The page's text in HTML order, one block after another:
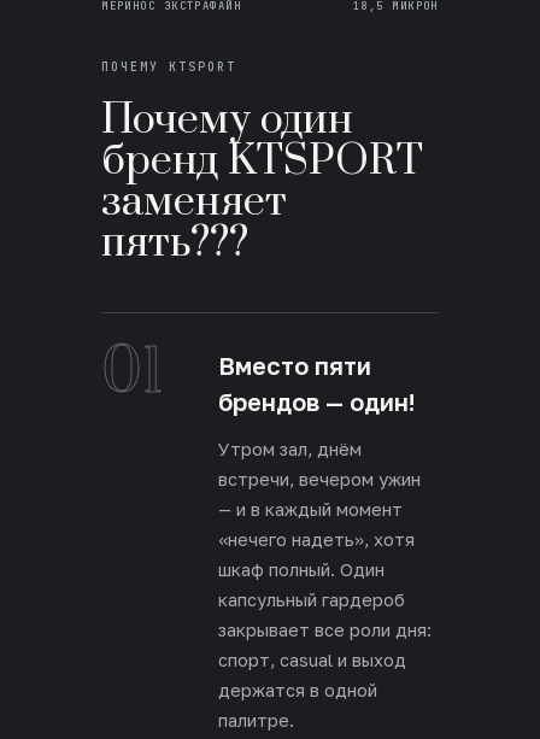
МЕРИНОС ЭКСТРАФАЙН 18,5 МИКРОН
ПОЧЕМУ KTSPORT
Почему один
бренд KTSPORT
заменяет
пять???
01
Вместо пяти
брендов — один!
Утром зал, днём
встречи, вечером ужин
— и в каждый момент
«нечего надеть», хотя
шкаф полный. Один
капсульный гардероб
закрывает все роли дня:
спорт, casual и выход
держатся в одной
палитре.